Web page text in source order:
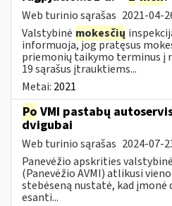
Web turinio sąrašas 2021-04-
Valstybinė mokesčių
informuoja, jog pratęsus
priemonių taikymo terminus į
19 sąrašus įtrauktiems...
Metai: 2021
Po VMI pastabų
dvigubai
Web turinio sąrašas 2024-07-
Panevėžio apskrities valstybinė
(Panevėžio AVMI) atlikusi
stebėseną nustatė, kad įmonė
esanti...